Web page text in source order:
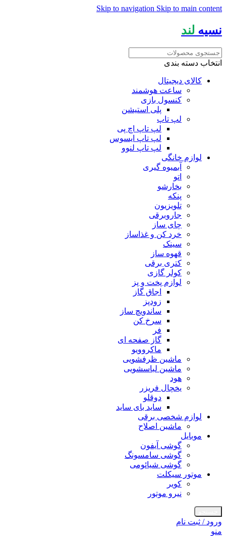
Skip to navigation Skip to main content
نسیه لند
انتخاب دسته بندی
کالای دیجیتال
ساعت هوشمند
کنسول بازی
پلی استیشن
لپ تاپ
لپ تاپ اچ پی
لپ تاپ ایسوس
لپ تاپ لنوو
لوازم خانگی
آبمیوه گیری
اتو
بخارشو
پنکه
تلویزیون
جاروبرقی
چای ساز
خرد کن و غذاساز
سینک
قهوه ساز
کتری برقی
کولر گازی
لوازم پخت و پز
اجاق گاز
زودپز
ساندویچ ساز
سرخ کن
فر
گاز صفحه ای
ماکروویو
ماشین ظرفشویی
ماشین لباسشویی
هود
یخچال فریزر
دوقلو
ساید بای ساید
لوازم شخصی برقی
ماشین اصلاح
موبایل
گوشی آیفون
گوشی سامسونگ
گوشی شیائومی
موتور سیکلت
کویر
نیرو موتور
ورود / ثبت نام
منو